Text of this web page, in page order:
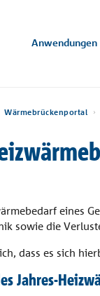
Anwendungen
Wärmebrückenportal
eines
sowie die
dass es sich
Jahres-